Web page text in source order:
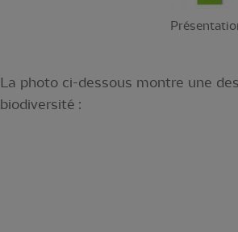
La photo ci-dessous montre une
biodiversité :